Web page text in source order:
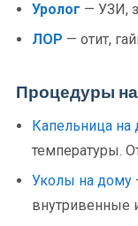
Уролог — УЗИ,
ЛОР — отит,
Процедуры
Капельница на
температуры.
Уколы на дому
внутривенные